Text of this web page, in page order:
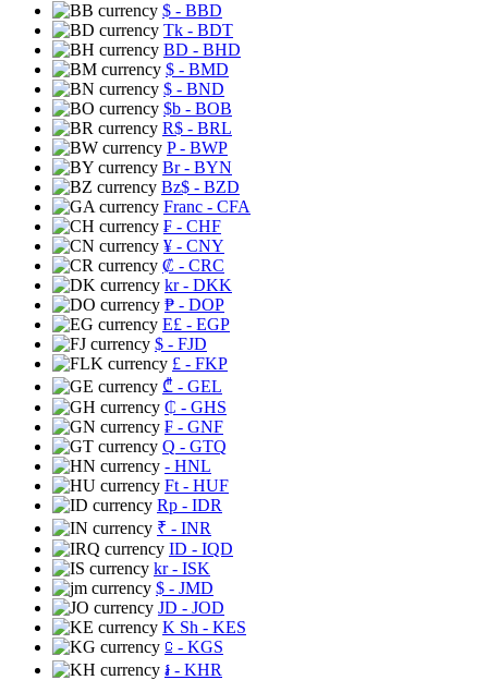
$ - BBD
Tk - BDT
BD - BHD
$ - BMD
$ - BND
$b - BOB
R$ - BRL
P- BWP
Br- BYN
Bz$ - BZD
Franc - CFA
₣ - CHF
¥ - CNY
₡ - CRC
kr- DKK
₱ - DOP
E£ - EGP
$ - FJD
£ - FKP
₾ - GEL
₵ - GHS
₣ - GNF
Q - GTQ
- HNL
Ft - HUF
Rp - IDR
₹ - INR
ID - IQD
kr- ISK
$ - JMD
JD - JOD
K Sh - KES
⃀ - KGS
៛ - KHR